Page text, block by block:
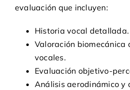
evaluación que incluyen:
Historia vocal detallada.
Valoración biomecánica
vocales.
Evaluación objetivo-
Análisis aerodinámico y